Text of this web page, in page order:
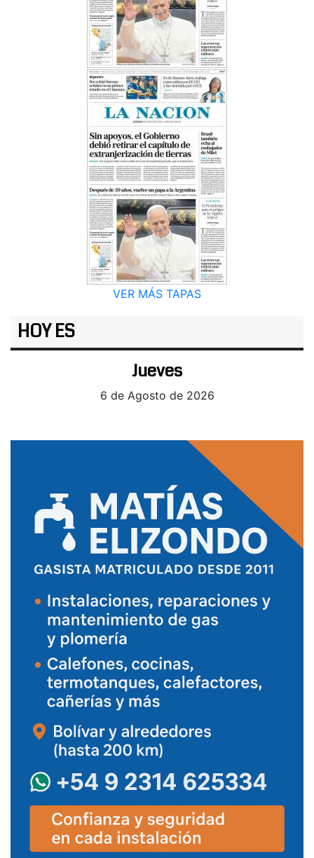
VER MÁS TAPAS
HOY ES
Jueves
6 de Agosto de 2026